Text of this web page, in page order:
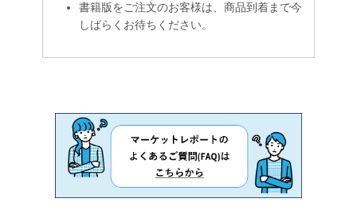
書籍版をご注文のお客様は、商品到着まで今
しばらくお待ちください。